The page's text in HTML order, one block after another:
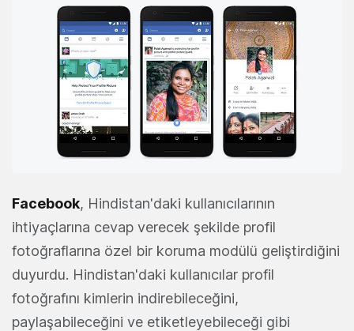
Facebook, Hindistan'daki kullanıcılarının
ihtiyaçlarına cevap verecek şekilde profil
fotoğraflarına özel bir koruma modülü geliştirdiğini
duyurdu. Hindistan'daki kullanıcılar profil
fotoğrafını kimlerin indirebileceğini,
paylaşabileceğini ve etiketleyebileceği gibi